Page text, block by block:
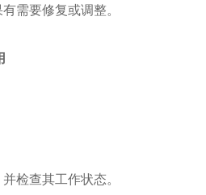
需要修复或调整。
检查其工作状态。